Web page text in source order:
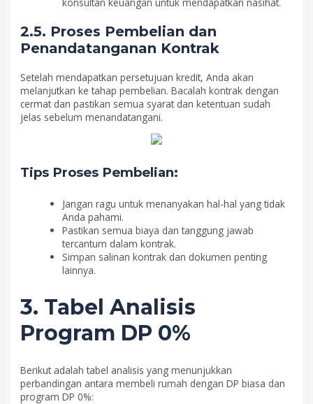
2.5. Proses Pembelian dan
Penandatanganan Kontrak
Setelah mendapatkan persetujuan kredit, Anda akan
melanjutkan ke tahap pembelian. Bacalah kontrak dengan
cermat dan pastikan semua syarat dan ketentuan sudah
jelas sebelum menandatangani.
Tips Proses Pembelian:
Jangan ragu untuk menanyakan hal-hal yang tidak
Anda pahami.
Pastikan semua biaya dan tanggung jawab
tercantum dalam kontrak.
Simpan salinan kontrak dan dokumen penting
lainnya.
3. Tabel Analisis
Program DP 0%
Berikut adalah tabel analisis yang menunjukkan
perbandingan antara membeli rumah dengan DP biasa dan
program DP 0%: